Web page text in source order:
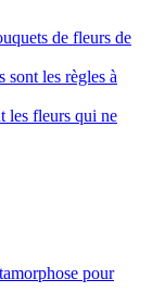
de fleurs de
sont les règles à
les fleurs qui ne
pour